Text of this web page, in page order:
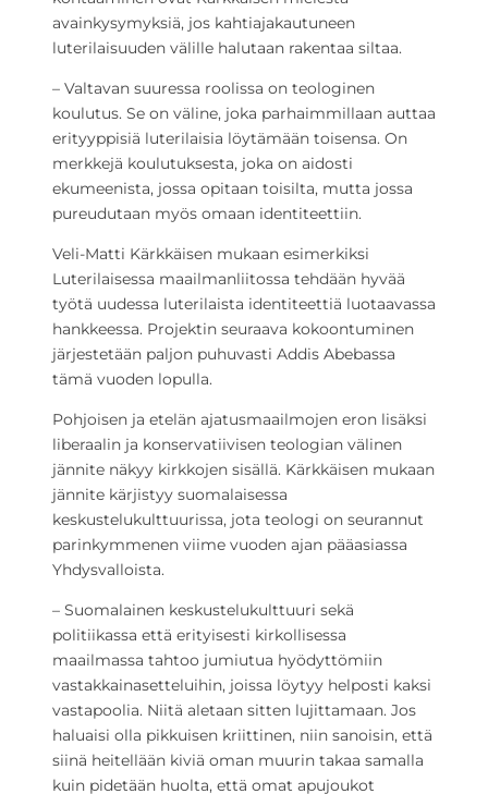
avainkysymyksiä, jos kahtiajakautuneen
luterilaisuuden välille halutaan rakentaa siltaa.
– Valtavan suuressa roolissa on teologinen
koulutus. Se on väline, joka parhaimmillaan auttaa
erityyppisiä luterilaisia löytämään toisensa. On
merkkejä koulutuksesta, joka on aidosti
ekumeenista, jossa opitaan toisilta, mutta jossa
pureudutaan myös omaan identiteettiin.
Veli-Matti Kärkkäisen mukaan esimerkiksi
Luterilaisessa maailmanliitossa tehdään hyvää
työtä uudessa luterilaista identiteettiä luotaavassa
hankkeessa. Projektin seuraava kokoontuminen
järjestetään paljon puhuvasti Addis Abebassa
tämä vuoden lopulla.
Pohjoisen ja etelän ajatusmaailmojen eron lisäksi
liberaalin ja konservatiivisen teologian välinen
jännite näkyy kirkkojen sisällä. Kärkkäisen mukaan
jännite kärjistyy suomalaisessa
keskustelukulttuurissa, jota teologi on seurannut
parinkymmenen viime vuoden ajan pääasiassa
Yhdysvalloista.
– Suomalainen keskustelukulttuuri sekä
politiikassa että erityisesti kirkollisessa
maailmassa tahtoo jumiutua hyödyttömiin
vastakkainasetteluihin, joissa löytyy helposti kaksi
vastapoolia. Niitä aletaan sitten lujittamaan. Jos
haluaisi olla pikkuisen kriittinen, niin sanoisin, että
siinä heitellään kiviä oman muurin takaa samalla
kuin pidetään huolta, että omat apujoukot